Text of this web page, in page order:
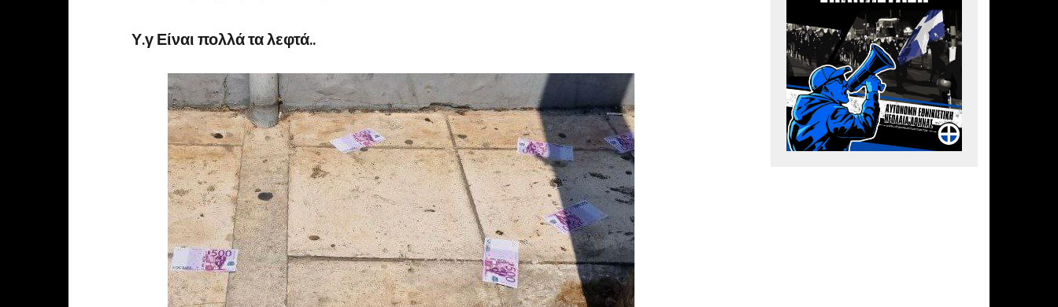
Υ.γ Είναι πολλά τα λεφτά..